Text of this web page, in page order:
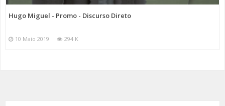
Hugo Miguel - Promo - Discurso Direto
10 Maio 2019 294 K